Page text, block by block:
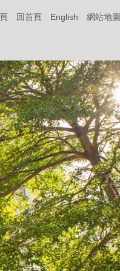
回首頁 English 網站地圖